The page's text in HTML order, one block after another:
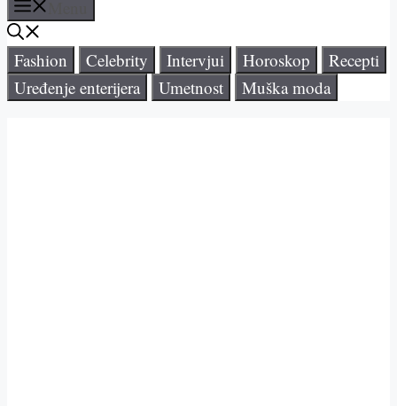
Fashion Celebrity Intervjui Horoskop
Recepti
Uređenje enterijera
Umetnost Muška moda